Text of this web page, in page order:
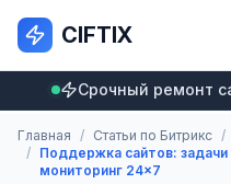
CIFTIX
Срочный ремонт
Главная / Статьи по Битрикс /
/ Поддержка сайтов: задачи
мониторинг 24×7